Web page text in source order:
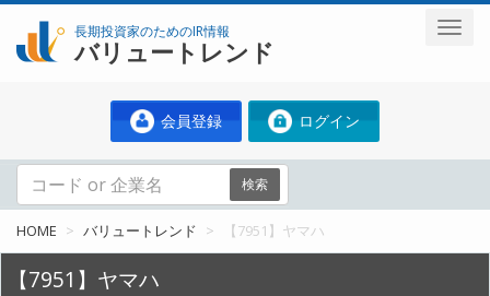
長期投資家のためのIR情報
バリュートレンド
会員登録 ログイン
検索
HOME バリュートレンド 【7951】ヤマハ
【7951】ヤマハ